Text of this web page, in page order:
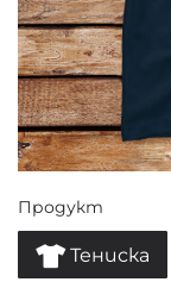
Продукт
Тениска